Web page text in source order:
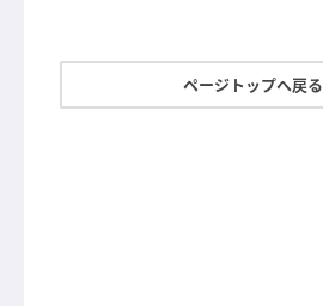
ページトップへ戻る